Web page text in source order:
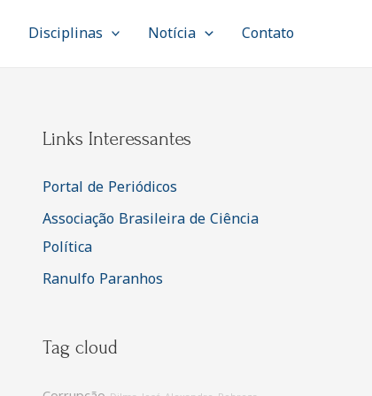
Disciplinas Notícia Contato
Links Interessantes
Portal de Periódicos
Associação Brasileira de Ciência
Política
Ranulfo Paranhos
Tag cloud